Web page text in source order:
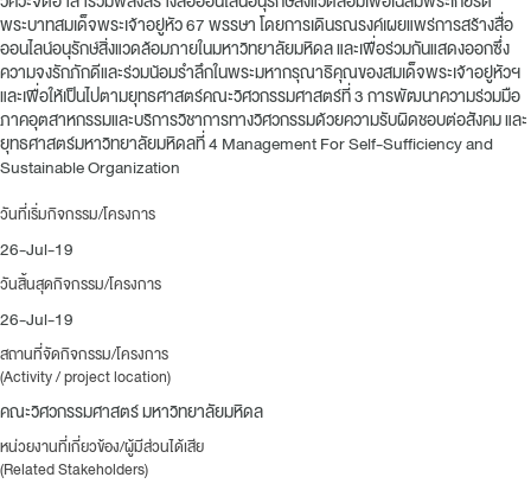
พระบาทสมเด็จพระเจ้าอยู่หัว 67 พรรษา โดยการเดินรณรงค์เผยแพร่การสร้างสื่อ
ออนไลน์อนุรักษ์สิ่งแวดล้อมภายในมหาวิทยาลัยมหิดล และเพื่อร่วมกันแสดงออกซึ่ง
ความจงรักภักดีและร่วมน้อมรำลึกในพระมหากรุณาธิคุณของสมเด็จพระเจ้าอยู่หัวฯ
และเพื่อให้เป็นไปตามยุทธศาสตร์คณะวิศวกรรมศาสตร์ที่ 3 การพัฒนาความร่วมมือ
ภาคอุตสาหกรรมและบริการวิชาการทางวิศวกรรมด้วยความรับผิดชอบต่อสังคม และ
ยุทธศาสตร์มหาวิทยาลัยมหิดลที่ 4 Management For Self-Sufficiency and
Sustainable Organization
วันที่เริ่มกิจกรรม/โครงการ
26-Jul-19
วันสิ้นสุดกิจกรรม/โครงการ
26-Jul-19
สถานที่จัดกิจกรรม/โครงการ
(Activity / project location)
คณะวิศวกรรมศาสตร์ มหาวิทยาลัยมหิดล
หน่วยงานที่เกี่ยวข้อง/ผู้มีส่วนได้เสีย
(Related Stakeholders)